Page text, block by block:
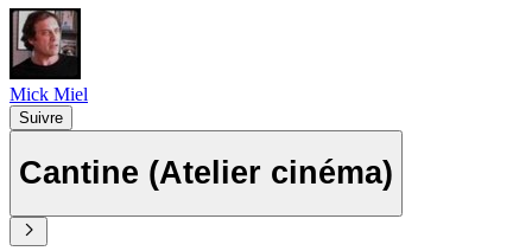
Mick Miel
Suivre
Cantine (Atelier cinéma)